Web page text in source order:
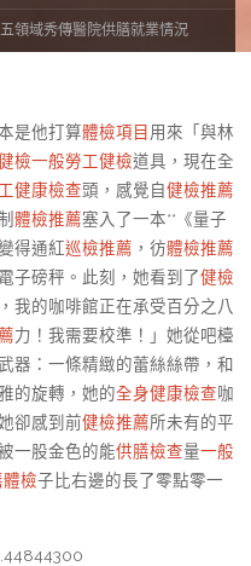
領域秀傳醫院供膳就業情況
是他打算體檢項目 用來「與林
檢一般勞工健檢道具，現在全
健康檢查頭，感覺自健檢推薦
體檢推薦塞入了一本**《量子
得通紅巡檢推薦 ，彷體檢推薦
子磅秤。此刻，她看到了健檢
，我的咖啡館正在承受百分之八
力！我需要校準！」她從吧檯
器：一條精緻的蕾絲絲帶，和
的旋轉，她的全身健康檢查咖
卻感到前健檢推薦所未有的平
一股金色的能供膳檢查量一般
體檢子比右邊的長了零點零一